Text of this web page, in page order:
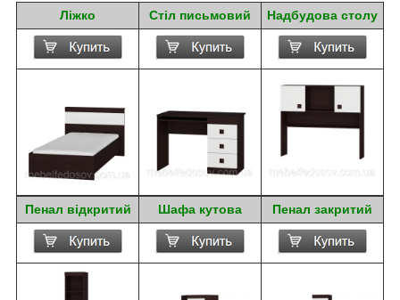
Ліжко Стіл письмовий Надбудова столу
Пенал відкритий Шафа кутова Пенал закритий